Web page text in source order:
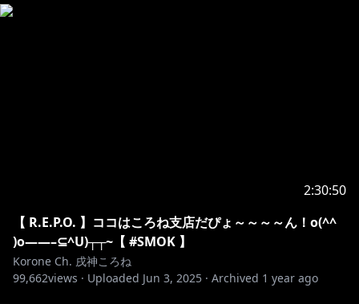
→https://booth.pm/ja/items/1908655
---------------------------------------------
2:30:50
【 R.E.P.O. 】ココはころね支店だぴょ～～～～ん！o(^^
)o——–⊆^U)┬┬~【 #SMOK 】
Korone Ch. 戌神ころね
99,662views · Uploaded Jun 3, 2025 · Archived 1 year ago